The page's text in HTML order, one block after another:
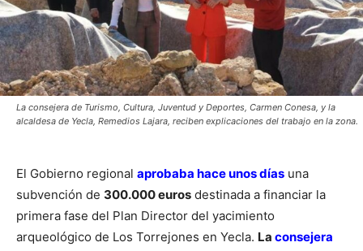
La consejera de Turismo, Cultura, Juventud y Deportes, Carmen Conesa, y la
alcaldesa de Yecla, Remedios Lajara, reciben explicaciones del trabajo en la zona.
El Gobierno regional aprobaba hace unos días una
subvención de 300.000 euros destinada a financiar la
primera fase del Plan Director del yacimiento
arqueológico de Los Torrejones en Yecla. La consejera